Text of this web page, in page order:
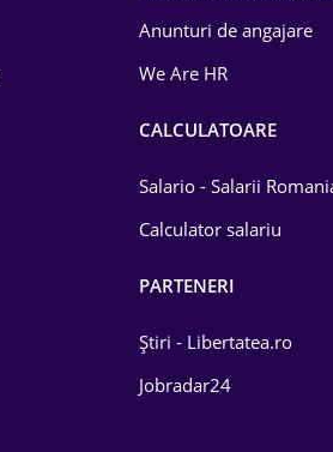
Anunturi de angajare
We Are HR
CALCULATOARE
Salario - Salarii
Calculator salariu
PARTENERI
Știri - Libertatea.ro
Jobradar24